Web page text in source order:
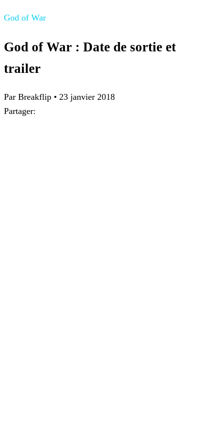
God of War
God of War : Date de sortie et
trailer
Par Breakflip • 23 janvier 2018
Partager: